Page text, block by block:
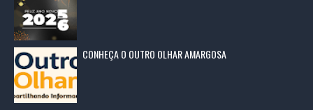
CONHEÇA O OUTRO OLHAR AMARGOSA